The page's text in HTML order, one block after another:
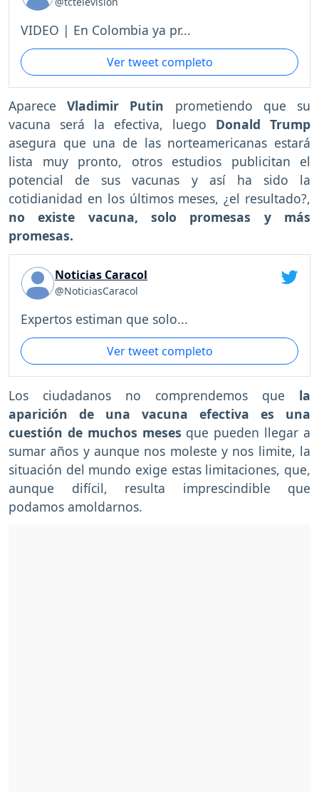
VIDEO | En Colombia ya pr...
Ver tweet completo
ApareceVladimir Putin prometiendo que su
vacuna será la efectiva, luego Donald Trump
asegura que una de las norteamericanas estará
lista muy pronto, otros estudios publicitan el
potencial de sus vacunas y así ha sido la
cotidianidad en los últimos meses, ¿el resultado?,
no existe vacuna, solo promesas y más
promesas.
Noticias Caracol
@NoticiasCaracol
Expertos estiman que solo...
Ver tweet completo
Los ciudadanos no comprendemos que la
aparición de una vacuna efectiva es una
cuestión de muchos meses que pueden llegar a
sumar años y aunque nos moleste y nos limite, la
situación del mundo exige estas limitaciones, que,
aunque difícil, resulta imprescindible que
podamos amoldarnos.